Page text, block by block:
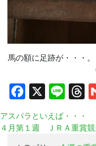
馬の額に足跡が・・・
X Line
アスパラといえば・・・
４月第１週 ＪＲＡ重賞